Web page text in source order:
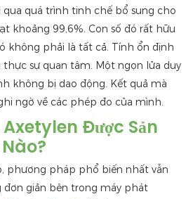
qua quá trình tinh chế bổ sung cho
khoảng 99,6%. Con số đó rất hữu
không phải là tất cả. Tính ổn định
sự quan tâm. Một ngọn lửa duy
không bị dao động. Kết quả mà
ngờ về các phép đo của mình.
Axetylen Được Sản
phương pháp phổ biến nhất vẫn
đơn giản bên trong máy phát